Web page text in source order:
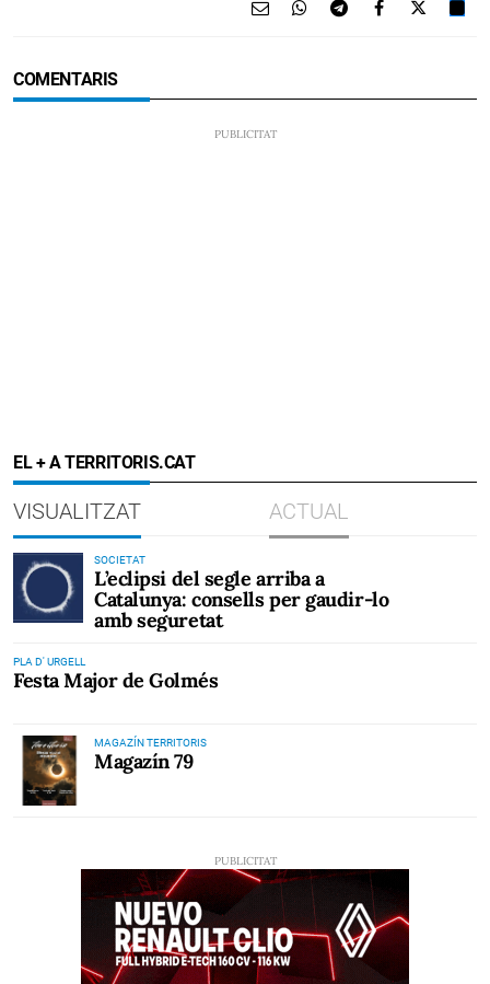
COMENTARIS
EL + A TERRITORIS.CAT
VISUALITZAT ACTUAL
SOCIETAT
L’eclipsi del segle arriba a
Catalunya: consells per gaudir-lo
amb seguretat
PLA D' URGELL
Festa Major de Golmés
MAGAZÍN TERRITORIS
Magazín 79